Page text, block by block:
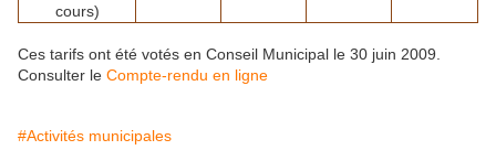
cours)
Ces tarifs ont été votés en Conseil Municipal le 30 juin 2009.
Consulter le Compte-rendu en ligne
#Activités municipales